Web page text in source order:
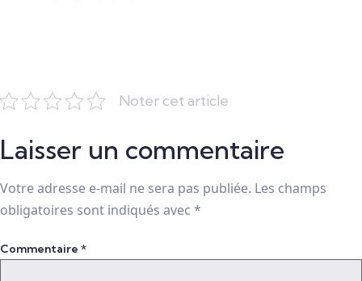
Noter cet article
Laisser un commentaire
Votre adresse e-mail ne sera pas publiée. Les champs
obligatoires sont indiqués avec *
Commentaire *